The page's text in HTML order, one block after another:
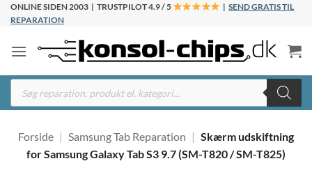
Fortsæt
ONLINE SIDEN 2003 | TRUSTPILOT 4.9 / 5 |SEND GRATIS TIL
REPARATION
Products
search
Forside | Samsung Tab Reparation | Skærm udskiftning
for Samsung Galaxy Tab S3 9.7 (SM-T820 / SM-T825)